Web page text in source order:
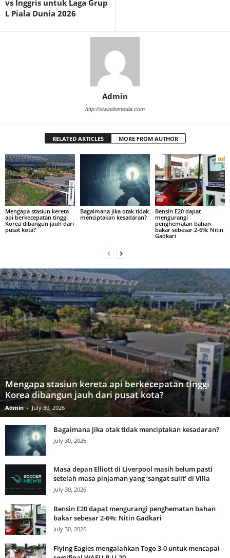
vs Inggris untuk Laga Grup
L Piala Dunia 2026
Admin
http://siwindumedia.com
RELATED ARTICLES MORE FROM AUTHOR
Mengapa stasiun kereta
api berkecepatan tinggi
Korea dibangun jauh dari
pusat kota?
Bagaimana jika otak tidak
menciptakan kesadaran?
Bensin E20 dapat
mengurangi
penghematan bahan
bakar sebesar 2-6%: Nitin
Gadkari
Mengapa stasiun kereta api berkecepatan tinggi
Korea dibangun jauh dari pusat kota?
Admin - July 30, 2026
Bagaimana jika otak tidak menciptakan kesadaran?
July 30, 2026
Masa depan Elliott di Liverpool masih belum pasti
setelah masa pinjaman yang ‘sangat sulit’ di Villa
July 30, 2026
Bensin E20 dapat mengurangi penghematan bahan
bakar sebesar 2-6%: Nitin Gadkari
July 30, 2026
Flying Eagles mengalahkan Togo 3-0 untuk mencapai